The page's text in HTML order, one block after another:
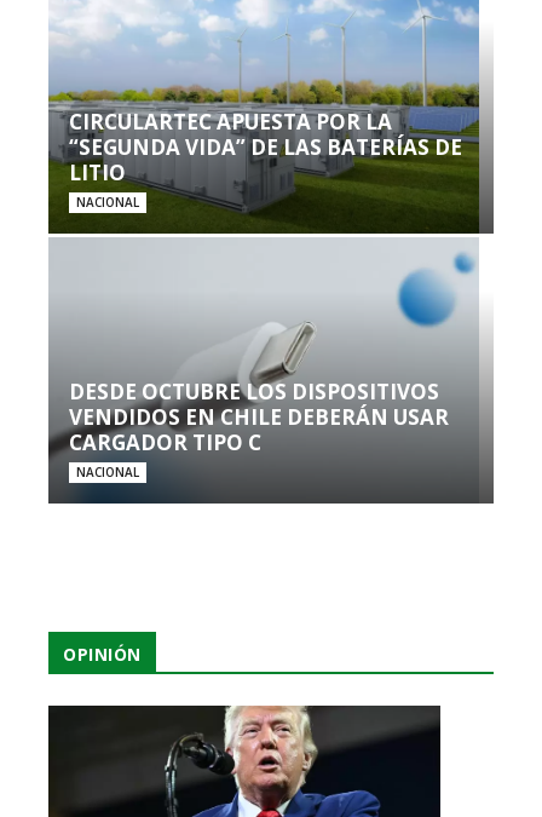
CIRCULARTEC APUESTA POR LA
“SEGUNDA VIDA” DE LAS BATERÍAS DE
LITIO
NACIONAL
DESDE OCTUBRE LOS DISPOSITIVOS
VENDIDOS EN CHILE DEBERÁN USAR
CARGADOR TIPO C
NACIONAL
OPINIÓN